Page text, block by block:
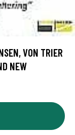
VON TRIER
NEW